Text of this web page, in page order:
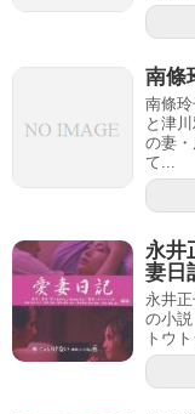
南條
南條
と津
の妻
て...
永井
妻日
永井
の小
トウ